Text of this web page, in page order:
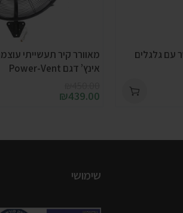
תעשייתי 40 ליטר עם גלגלים
אינץ’ דגם Power-Vent
₪439.00
שימושי